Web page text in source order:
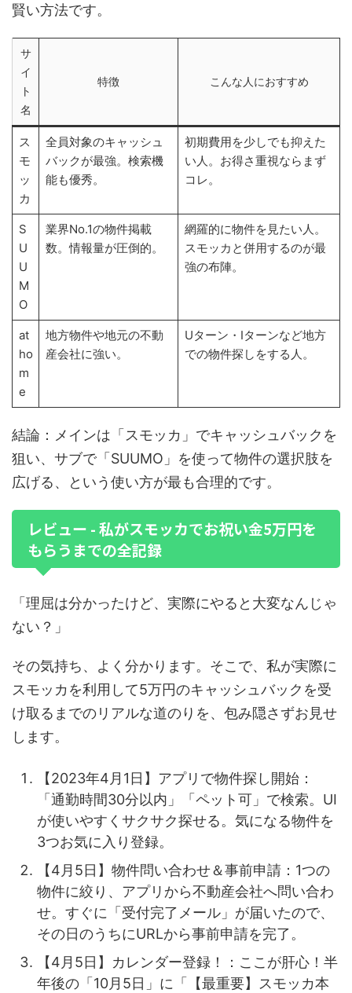
賢い方法です。
サ
イ
ト
名
特徴 こんな人におすすめ
ス
モ
ッ
カ
全員対象のキャッシュ
バックが最強。検索機
能も優秀。
初期費用を少しでも抑えた
い人。お得さ重視ならまず
コレ。
S
U
U
M
O
業界No.1の物件掲載
数。情報量が圧倒的。
網羅的に物件を見たい人。
スモッカと併用するのが最
強の布陣。
at
ho
m
e
地方物件や地元の不動
産会社に強い。
Uターン・Iターンなど地方
での物件探しをする人。
結論：メインは「スモッカ」でキャッシュバックを
狙い、サブで「SUUMO」を使って物件の選択肢を
広げる、という使い方が最も合理的です。
レビュー - 私がスモッカでお祝い金5万円を
もらうまでの全記録
「理屈は分かったけど、実際にやると大変なんじゃ
ない？」
その気持ち、よく分かります。そこで、私が実際に
スモッカを利用して5万円のキャッシュバックを受
け取るまでのリアルな道のりを、包み隠さずお見せ
します。
【2023年4月1日】アプリで物件探し開始：
「通勤時間30分以内」「ペット可」で検索。UI
が使いやすくサクサク探せる。気になる物件を
3つお気に入り登録。
【4月5日】物件問い合わせ＆事前申請：1つの
物件に絞り、アプリから不動産会社へ問い合わ
せ。すぐに「受付完了メール」が届いたので、
その日のうちにURLから事前申請を完了。
【4月5日】カレンダー登録！：ここが肝心！半
年後の「10月5日」に「【最重要】スモッカ本